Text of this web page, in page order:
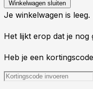
Winkelwagen sluiten
Je winkelwagen is leeg.
Het lijkt erop dat je nog
Heb je een